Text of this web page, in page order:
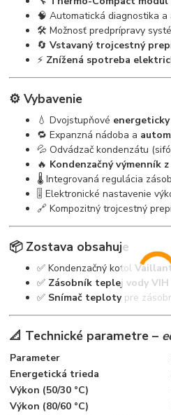
🧠 Automatická diagnostika
🛠️ Možnosť predprípravy
🔄Vstavaný trojcestný
⚡ Znížená spotreba
⚙️ Vybavenie
💧 Dvojstupňové
🔁 Expanzná nádoba a
💦 Odvádzač kondenzátu
🔥 Kondenzačný výmenník
🌡️ Integrovaná regulácia
🎚️ Elektronické nastavenie
🔗 Kompozitný trojcestný
📦 Zostava obsahuje
✅ Kondenzačný kotol
✅ Zásobník teplej vody VIH
✅ Snímač teploty pre
📐 Technické parametre –
Parameter
Energetická trieda
Výkon (50/30 °C)
Výkon (80/60 °C)